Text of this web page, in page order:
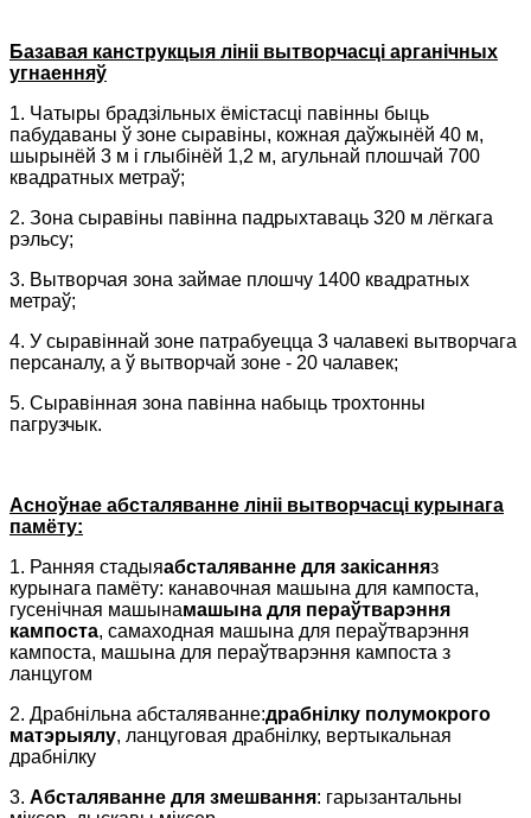
Базавая канструкцыя лініі вытворчасці арганічных
угнаенняў
1. Чатыры брадзільных ёмістасці павінны быць
пабудаваны ў зоне сыравіны, кожная даўжынёй 40 м,
шырынёй 3 м і глыбінёй 1,2 м, агульнай плошчай 700
квадратных метраў;
2. Зона сыравіны павінна падрыхтаваць 320 м лёгкага
рэльсу;
3. Вытворчая зона займае плошчу 1400 квадратных
метраў;
4. У сыравіннай зоне патрабуецца 3 чалавекі вытворчага
персаналу, а ў вытворчай зоне - 20 чалавек;
5. Сыравінная зона павінна набыць трохтонны
пагрузчык.
Асноўнае абсталяванне лініі вытворчасці курынага
памёту:
1. Ранняя стадыяабсталяванне для закісанняз
курынага памёту: канавочная машына для кампоста,
гусенічная машынамашына для пераўтварэння
кампоста, самаходная машына для пераўтварэння
кампоста, машына для пераўтварэння кампоста з
ланцугом
2. Драбнільна абсталяванне:драбнілку полумокрого
матэрыялу, ланцуговая драбнілку, вертыкальная
драбнілку
3. Абсталяванне для змешвання: гарызантальны